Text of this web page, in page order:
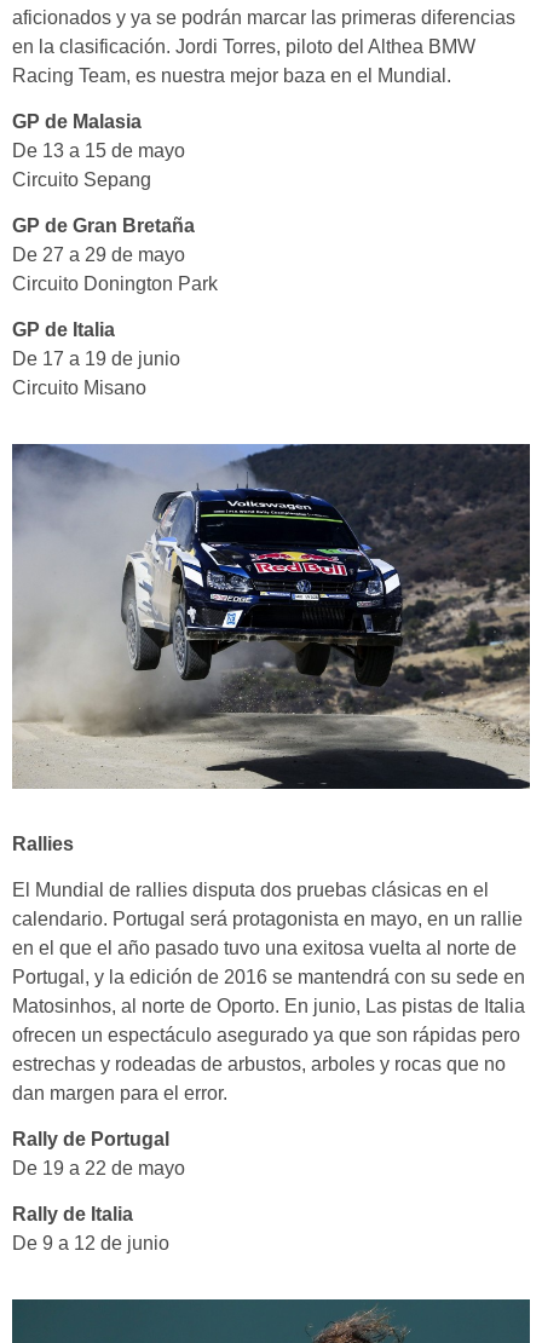
aficionados y ya se podrán marcar las primeras diferencias
en la clasificación. Jordi Torres, piloto del Althea BMW
Racing Team, es nuestra mejor baza en el Mundial.
GP de Malasia
De 13 a 15 de mayo
Circuito Sepang
GP de Gran Bretaña
De 27 a 29 de mayo
Circuito Donington Park
GP de Italia
De 17 a 19 de junio
Circuito Misano
Rallies
El Mundial de rallies disputa dos pruebas clásicas en el
calendario. Portugal será protagonista en mayo, en un rallie
en el que el año pasado tuvo una exitosa vuelta al norte de
Portugal, y la edición de 2016 se mantendrá con su sede en
Matosinhos, al norte de Oporto. En junio, Las pistas de Italia
ofrecen un espectáculo asegurado ya que son rápidas pero
estrechas y rodeadas de arbustos, arboles y rocas que no
dan margen para el error.
Rally de Portugal
De 19 a 22 de mayo
Rally de Italia
De 9 a 12 de junio